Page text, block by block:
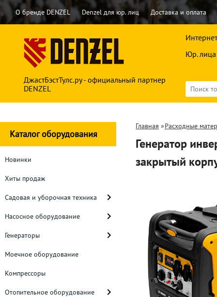
О бренде DENZEL Denzel для юр. лиц Доставка и оплата
ДжастБэстТулс.ру - официальный партнер
DENZEL
Юр. лица
Каталог оборудования
Новинки
Хиты продаж
Садовая и уборочная техника
Насосное оборудование
Генераторы
Моечное оборудование
Компрессоры
Отопительное оборудование
Главная »Расходные
Генератор
закрытый